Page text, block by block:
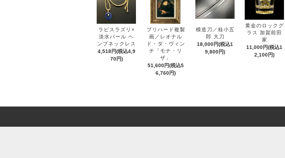
ラピスラズリ×
淡水パール ヘ
ンプネックレス
4,518円(税込4,9
70円)
プリハード複製
画／レオナル
ド・ダ・ヴィン
チ「モナ・リ
ザ」
51,600円(税込5
6,760円)
模造刀／桂小五
郎 大刀
18,000円(税込1
9,800円)
黄金のロックグ
ラス 加賀前田
家
11,000円(税込1
2,100円)